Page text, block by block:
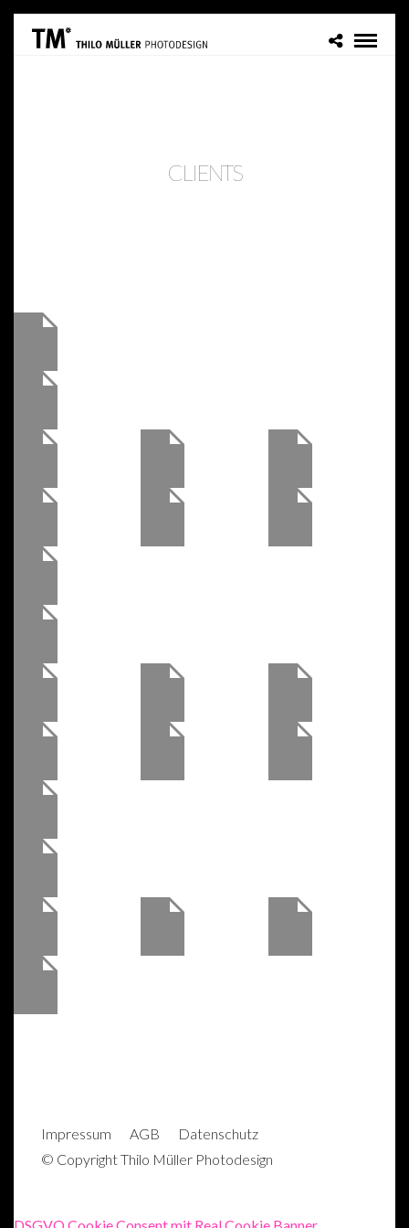
CLI­ENTS
Impres­sum AGB
Daten­schutz
© Copyright Thilo Müller Photodesign